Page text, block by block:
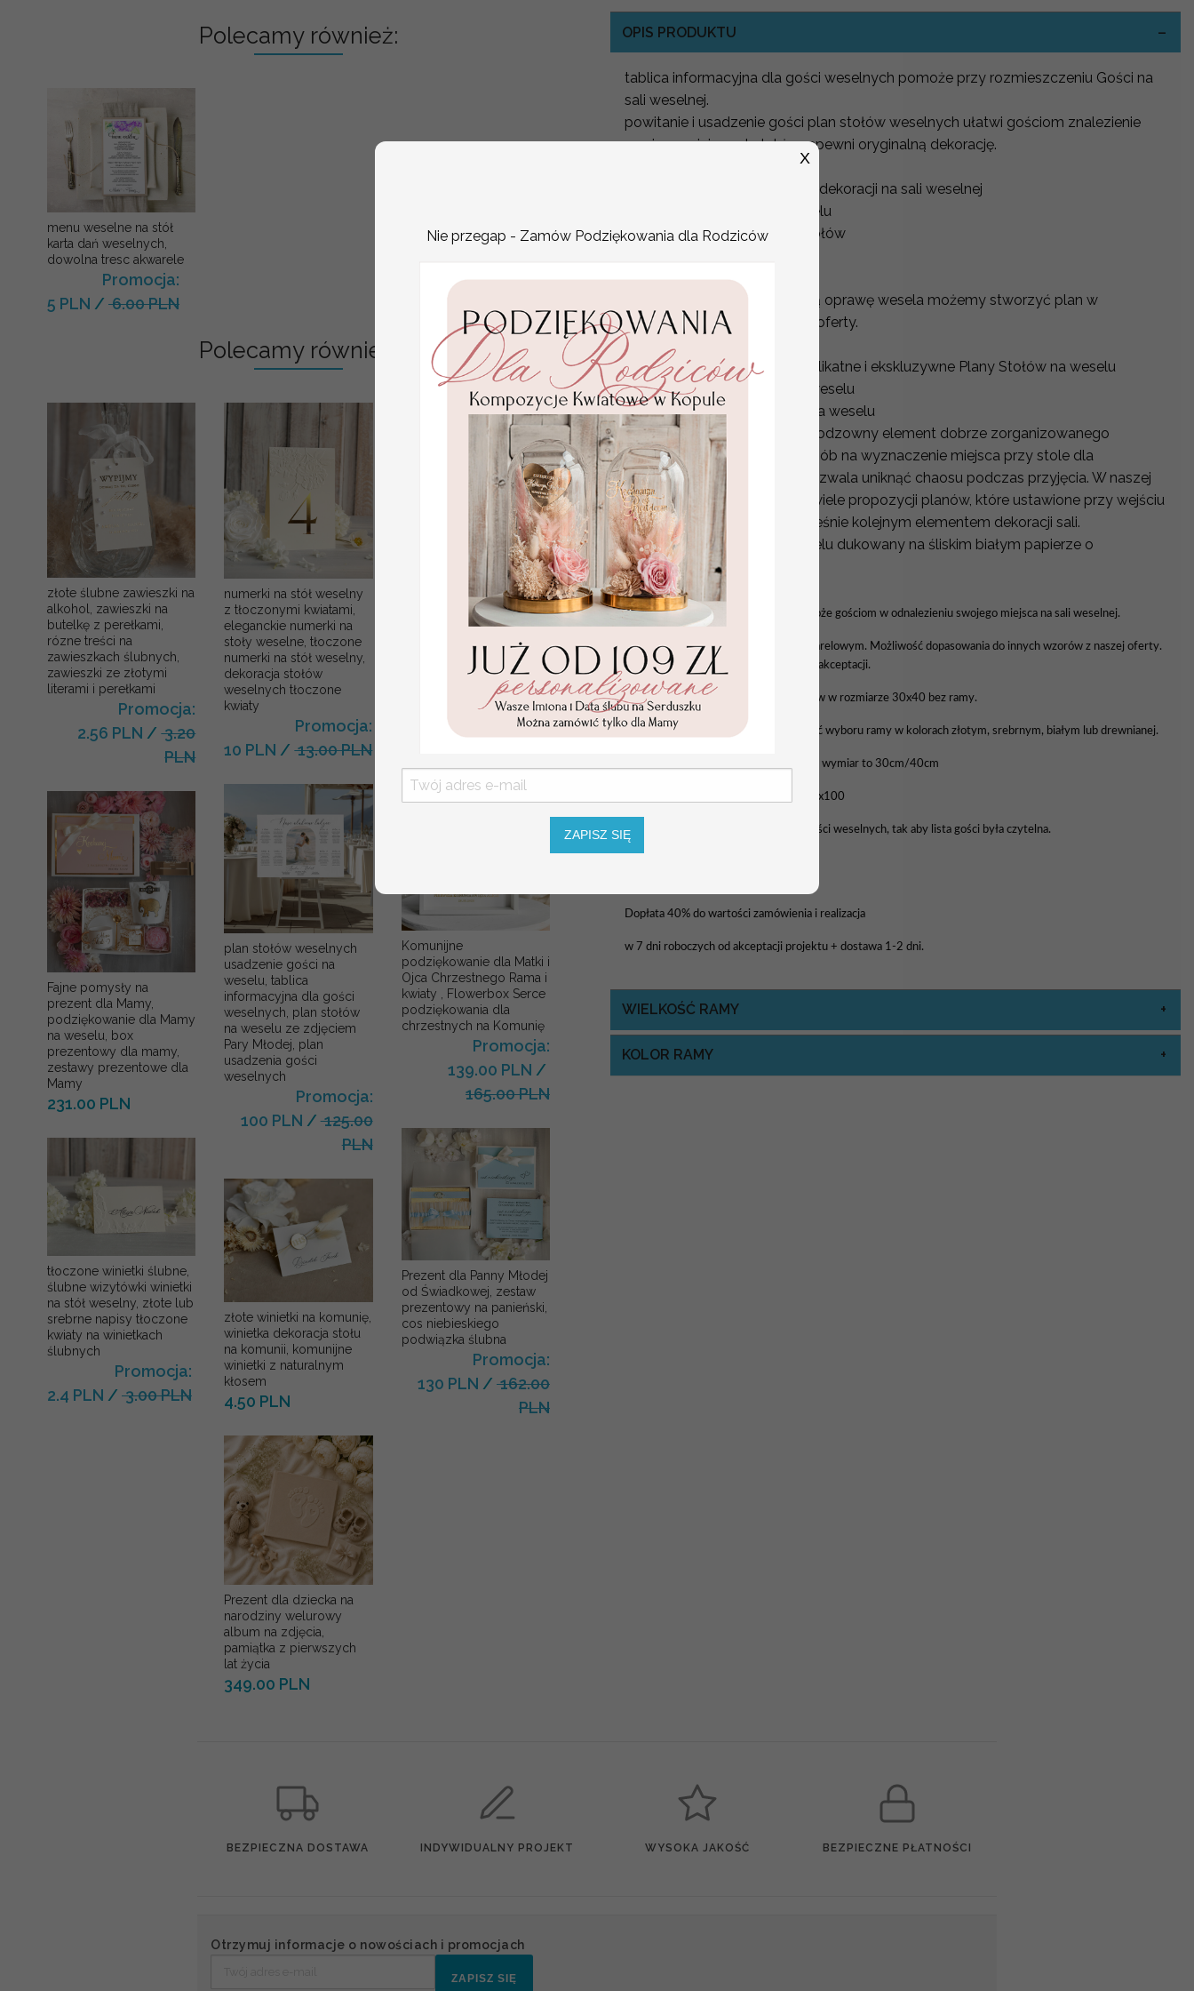
Polecamy również:
menu weselne na stół
karta dań weselnych,
dowolna tresc akwarele
Promocja:
5 PLN / 6.00 PLN
Polecamy również:
złote ślubne zawieszki na
alkohol, zawieszki na
butelkę z perełkami,
rózne treści na
zawieszkach ślubnych,
zawieszki ze złotymi
literami i perełkami
Promocja:
2.56 PLN /3.20
PLN
Fajne pomysły na
prezent dla Mamy,
podziękowanie dla Mamy
na weselu, box
prezentowy dla mamy,
zestawy prezentowe dla
Mamy
231.00 PLN
tłoczone winietki ślubne,
ślubne wizytówki winietki
na stół weselny, złote lub
srebrne napisy tłoczone
kwiaty na winietkach
ślubnych
Promocja:
2.4 PLN / 3.00 PLN
numerki na stół weselny
z tłoczonymi kwiatami,
eleganckie numerki na
stoły weselne, tłoczone
numerki na stół weselny,
dekoracja stołów
weselnych tłoczone
kwiaty
Promocja:
10 PLN /13.00 PLN
plan stołów weselnych
usadzenie gości na
weselu, tablica
informacyjna dla gości
weselnych, plan stołów
na weselu ze zdjęciem
Pary Młodej, plan
usadzenia gości
weselnych
Promocja:
100 PLN /125.00
PLN
złote winietki na komunię,
winietka dekoracja stołu
na komunii, komunijne
winietki z naturalnym
kłosem
4.50 PLN
Prezent dla dziecka na
narodziny welurowy
album na zdjęcia,
pamiątka z pierwszych
lat życia
349.00 PLN
Statuetka pamiątka
Pierwszej Komunii w
personalizowana
Pamiątka Komunijna
opakowanie na pieniądze
Promocja:
/105.00
PLN
Komunijne
podziękowanie dla Matki i
Ojca Chrzestnego Rama i
kwiaty , Flowerbox Serce
podziękowania dla
chrzestnych na Komunię
Promocja:
139.00 PLN /
165.00 PLN
Prezent dla Panny Młodej
od Świadkowej, zestaw
prezentowy na panieński,
cos niebieskiego
podwiązka ślubna
Promocja:
130 PLN / 162.00
PLN
OPIS PRODUKTU
tablica informacyjna dla gości weselnych pomoże przy rozmieszczeniu Gości na
sali weselnej.
powitanie i usadzenie gości plan stołów weselnych ułatwi gościom znalezienie
swojego miejsca ale także zapewni oryginalną dekorację.
Plan Stołów dopasowany do dekoracji na sali weselnej
Plan usadzenia gości na weselu
Nowoczesny i prosty plan stołów
Plan ułóżenia stołów
Aby stworzyć niepowtarzalną oprawę wesela możemy stworzyć plan w
dowonym motywie z Naszej oferty.
Nowoczesne jak i stylowe, delikatne i ekskluzywne Plany Stołów na weselu
Plansza usadzenia gości na weselu
Tablica z usadzeniem gości na weselu
Plan stołów weselnych to nieodzowny element dobrze zorganizowanego
przyjęcia. Jest to idealny sposób na wyznaczenie miejsca przy stole dla
zaproszonych gości, który pozwala uniknąć chaosu podczas przyjęcia. W naszej
ofercie znajdziecie Państwo wiele propozycji planów, które ustawione przy wejściu
na przyjęcie stają się jednocześnie kolejnym elementem dekoracji sali.
Plan usadzenia gości na Weselu dukowany na śliskim białym papierze o
gramaturze 280 g
PLAN STOŁÓW WESELNYCH
Plan usadzenia gości przy stołach pomoże gościom w odnalezieniu swojego miejsca na sali weselnej.
Plan stołów z pięknym motywem akwarelowym. Możliwość dopasowania do innych wzorów z naszej oferty.
Projekt jest wysyłany przez grafika do akceptacji.
Cena podstawowa obejmuje plan stołów w rozmiarze 30x40 bez ramy.
Za dodatkową opłatą istnieje możliwość wyboru ramy w kolorach złotym, srebrnym, białym lub drewnianej.
wg kreatora - podstawowy wymiar to 30cm/40cm
Pozostałe wymiary: 40x50, 50x70, 70x100
Rozmiar jest dostosowany do liczby gości weselnych, tak aby lista gości była czytelna.
Dopłata 40% do wartości zamówienia i realizacja
w 7 dni roboczych od akceptacji projektu + dostawa 1-2 dni.
WIELKOŚĆ RAMY
KOLOR RAMY
BEZPIECZNA DOSTAWA INDYWIDUALNY PROJEKT WYSOKA JAKOŚĆ BEZPIECZNE PŁATNOŚCI
Otrzymuj informacje o nowościach i promocjach
ZAPISZ SIĘ
Nie przegap - Zamów Podziękowania dla Rodziców
ZAPISZ SIĘ
X